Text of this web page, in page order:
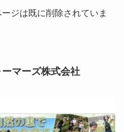
ジは既に削除されていま
マーズ株式会社